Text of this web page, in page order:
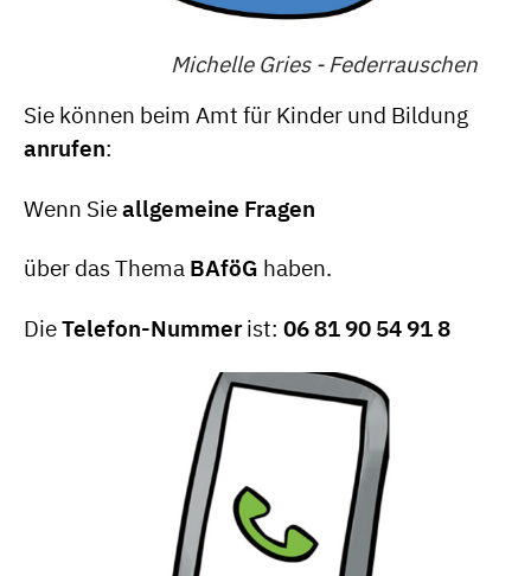
Michelle Gries - Federrauschen
Sie können beim Amt für Kinder und Bildung
anrufen:
Wenn Sieallgemeine Fragen
über das Thema BAföG haben.
DieTelefon-Nummerist: 06 81 90 54 91 8